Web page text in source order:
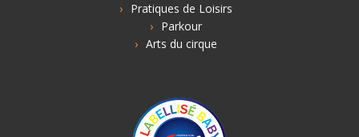
Pratiques de Loisirs
Parkour
Arts du cirque